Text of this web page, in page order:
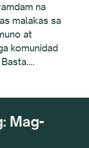
na
malakas sa
at
komunidad
Mag-